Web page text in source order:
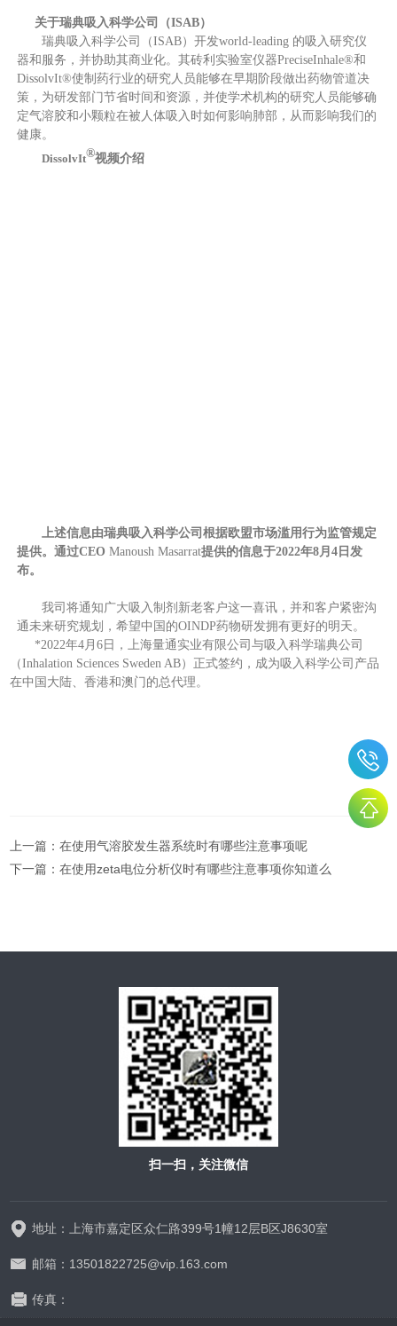
关于瑞典吸入科学公司（ISAB）
瑞典吸入科学公司（ISAB）开发world-leading 的吸入研究仪
器和服务，并协助其商业化。其砖利实验室仪器PreciseInhale®和
DissolvIt®使制药行业的研究人员能够在早期阶段做出药物管道决
策，为研发部门节省时间和资源，并使学术机构的研究人员能够确
定气溶胶和小颗粒在被人体吸入时如何影响肺部，从而影响我们的
健康。
DissolvIt®视频介绍
上述信息由瑞典吸入科学公司根据欧盟市场滥用行为监管规定
提供。通过CEOManoush Masarrat提供的信息于2022年8月4日发
布。
我司将通知广大吸入制剂新老客户这一喜讯，并和客户紧密沟
通未来研究规划，希望中国的OINDP药物研发拥有更好的明天。
*2022年4月6日，上海量通实业有限公司与吸入科学瑞典公司
（Inhalation Sciences Sweden AB）正式签约，成为吸入科学公司产品
在中国大陆、香港和澳门的总代理。
上一篇：在使用气溶胶发生器系统时有哪些注意事项呢
下一篇：在使用zeta电位分析仪时有哪些注意事项你知道么
扫一扫，关注微信
地址：上海市嘉定区众仁路399号1幢12层B区J8630室
邮箱：13501822725@vip.163.com
传真：